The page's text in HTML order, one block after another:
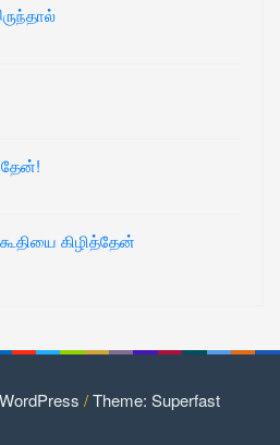
கிழித்தேன்
/Theme: Superfast